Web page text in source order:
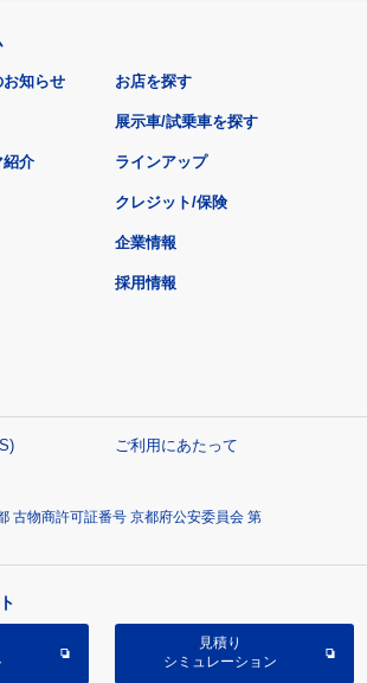
お知らせ
紹介
お店を探す
展示車/試乗車を探す
ラインアップ
クレジット/保険
企業情報
採用情報
ご利用にあたって
古物商許可証番号 京都府公安委員会 第
見積り
シミュレーション